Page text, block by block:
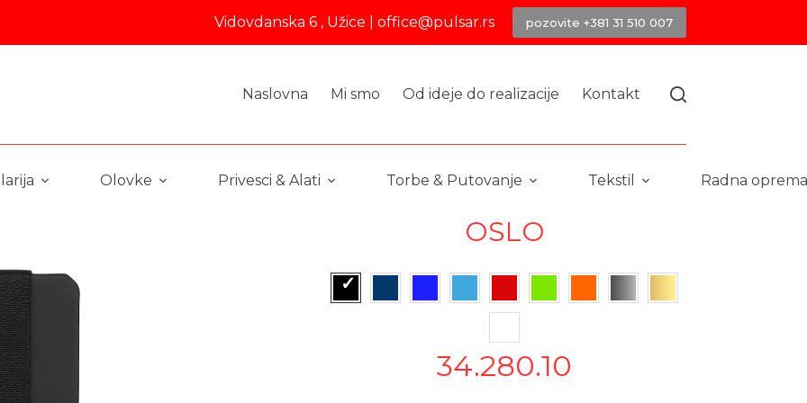
Vidovdanska 6 , Užice | office@pulsar.rs pozovite +381 31 510 007
Naslovna Mi smo Od ideje do realizacije Kontakt
Olovke Privesci & Alati Torbe & Putovanje Tekstil Radna oprema
OSLO
34.280.10